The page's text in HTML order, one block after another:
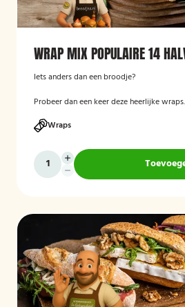
WRAP MIX POPULAIRE 14
Iets anders dan een broodje?
Probeer dan een keer deze heerlijke wraps.
Wraps